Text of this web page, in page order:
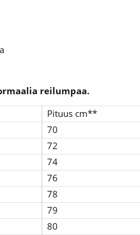
reilumpaa.
Pituus cm**
70
72
74
76
78
79
80